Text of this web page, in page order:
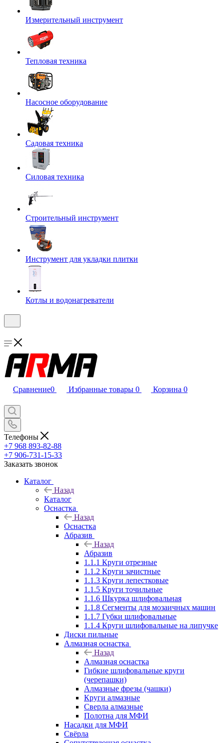
Измерительный инструмент
Тепловая техника
Насосное оборудование
Садовая техника
Силовая техника
Строительный инструмент
Инструмент для укладки плитки
Котлы и водонагреватели
Сравнение0 Избранные товары 0 Корзина 0
Телефоны
+7 968 893-82-88
+7 906-731-15-33
Заказать звонок
Каталог
Назад
Каталог
Оснастка
Назад
Оснастка
Абразив
Назад
Абразив
1.1.1 Круги отрезные
1.1.2 Круги зачистные
1.1.3 Круги лепестковые
1.1.5 Круги точильные
1.1.6 Шкурка шлифовальная
1.1.8 Сегменты для мозаичных машин
1.1.7 Губки шлифовальные
1.1.4 Круги шлифовальные на липучке
Диски пильные
Алмазная оснастка
Назад
Алмазная оснастка
Гибкие шлифовальные круги
(черепашки)
Алмазные фрезы (чашки)
Круги алмазные
Сверла алмазные
Полотна для МФИ
Насадки для МФИ
Свёрла